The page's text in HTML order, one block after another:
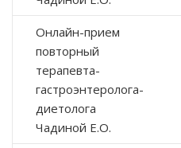
Онлайн-прием
повторный
терапевта-
гастроэнтеролога-
диетолога
Чадиной Е.О.